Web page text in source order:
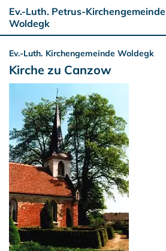
Ev.-Luth. Petrus-Kirchengemeinde
Woldegk
Ev.-Luth. Kirchengemeinde Woldegk
Kirche zu Canzow